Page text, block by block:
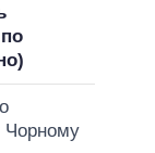
Чорному